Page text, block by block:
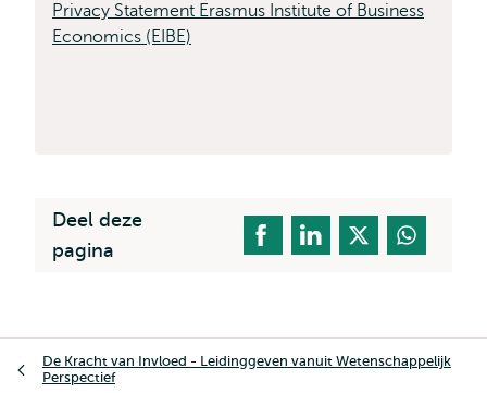
Privacy Statement Erasmus Institute of Business
Economics (EIBE)
Deel deze
pagina
Kruimelpad
De Kracht van Invloed - Leidinggeven vanuit Wetenschappelijk
Perspectief